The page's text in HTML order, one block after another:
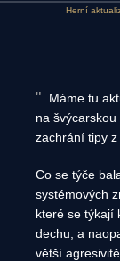
Herní
Máme tu
na
zachrání tipy z
Co se týče
systémových
které se týkají
dechu, a
větší